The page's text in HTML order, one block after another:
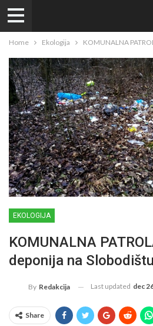
Home Ekologija KOMUNALNA
EKOLOGIJA
KOMUNALNA
deponija na Slobodištu
By Redakcija Last updated dec
Share